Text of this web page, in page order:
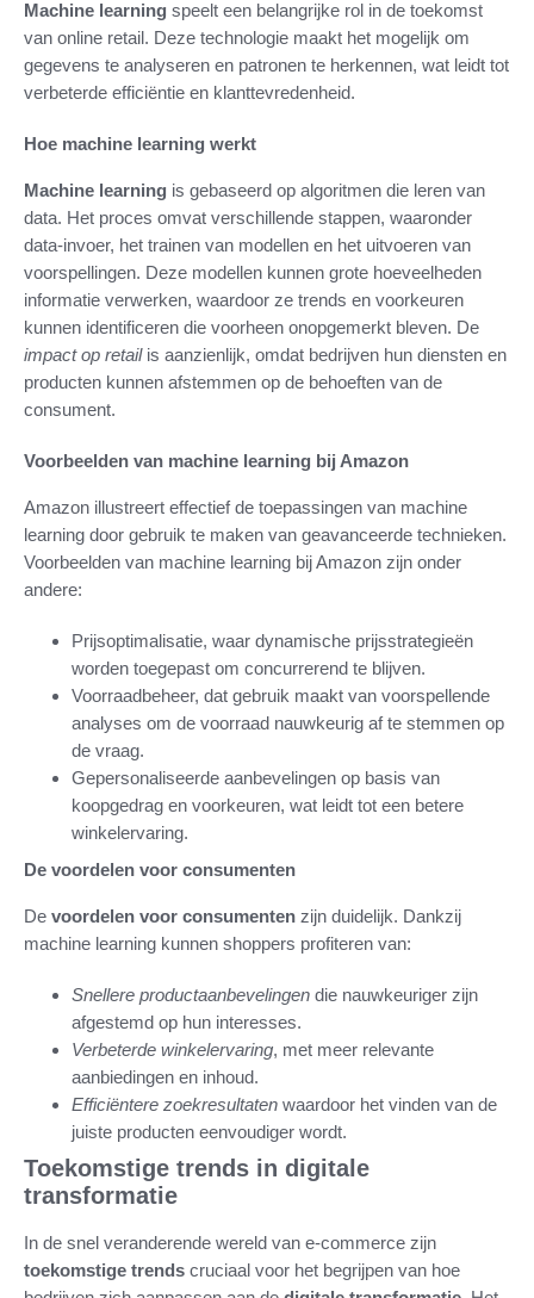
Machine learning speelt een belangrijke rol in de toekomst
van online retail. Deze technologie maakt het mogelijk om
gegevens te analyseren en patronen te herkennen, wat leidt tot
verbeterde efficiëntie en klanttevredenheid.
Hoe machine learning werkt
Machine learning is gebaseerd op algoritmen die leren van
data. Het proces omvat verschillende stappen, waaronder
data-invoer, het trainen van modellen en het uitvoeren van
voorspellingen. Deze modellen kunnen grote hoeveelheden
informatie verwerken, waardoor ze trends en voorkeuren
kunnen identificeren die voorheen onopgemerkt bleven. De
impact op retailis aanzienlijk, omdat bedrijven hun diensten en
producten kunnen afstemmen op de behoeften van de
consument.
Voorbeelden van machine learning bij Amazon
Amazon illustreert effectief de toepassingen van machine
learning door gebruik te maken van geavanceerde technieken.
Voorbeelden van machine learning bij Amazon zijn onder
andere:
Prijsoptimalisatie, waar dynamische prijsstrategieën
worden toegepast om concurrerend te blijven.
Voorraadbeheer, dat gebruik maakt van voorspellende
analyses om de voorraad nauwkeurig af te stemmen op
de vraag.
Gepersonaliseerde aanbevelingen op basis van
koopgedrag en voorkeuren, wat leidt tot een betere
winkelervaring.
De voordelen voor consumenten
De voordelen voor consumenten zijn duidelijk. Dankzij
machine learning kunnen shoppers profiteren van:
Snellere productaanbevelingen die nauwkeuriger zijn
afgestemd op hun interesses.
Verbeterde winkelervaring, met meer relevante
aanbiedingen en inhoud.
Efficiëntere zoekresultaten waardoor het vinden van de
juiste producten eenvoudiger wordt.
Toekomstige trends in digitale
transformatie
In de snel veranderende wereld van e-commerce zijn
toekomstige trends cruciaal voor het begrijpen van hoe